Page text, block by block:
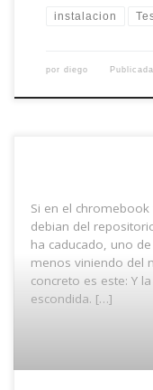
instalacion
por diego
Si en el
debian del
ha caducado, uno
menos viniendo del
concreto es este: Y
escondida. […]